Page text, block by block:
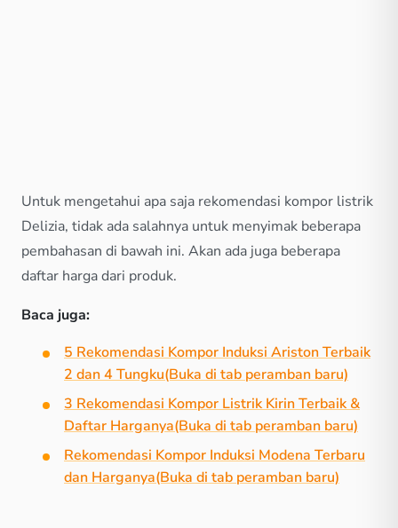
Untuk mengetahui apa saja rekomendasi kompor listrik
Delizia, tidak ada salahnya untuk menyimak beberapa
pembahasan di bawah ini. Akan ada juga beberapa
daftar harga dari produk.
Baca juga:
5 Rekomendasi Kompor Induksi Ariston Terbaik
2 dan 4 Tungku(Buka di tab peramban baru)
3 Rekomendasi Kompor Listrik Kirin Terbaik &
Daftar Harganya(Buka di tab peramban baru)
Rekomendasi Kompor Induksi Modena Terbaru
dan Harganya(Buka di tab peramban baru)